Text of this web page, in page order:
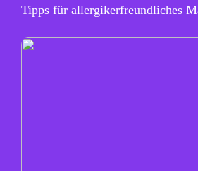
Tipps für allergikerfreundliches